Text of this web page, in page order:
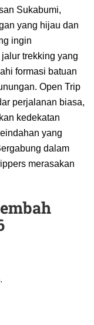
Sukabumi,
yang hijau dan
ingin
trekking yang
formasi batuan
Open Trip
perjalanan biasa,
kedekatan
yang
dalam
merasakan